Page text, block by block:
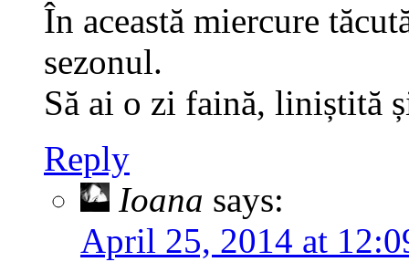
În această miercure
sezonul.
Să ai o zi faină, liniștită
Reply
Ioana says:
April 25, 2014 at